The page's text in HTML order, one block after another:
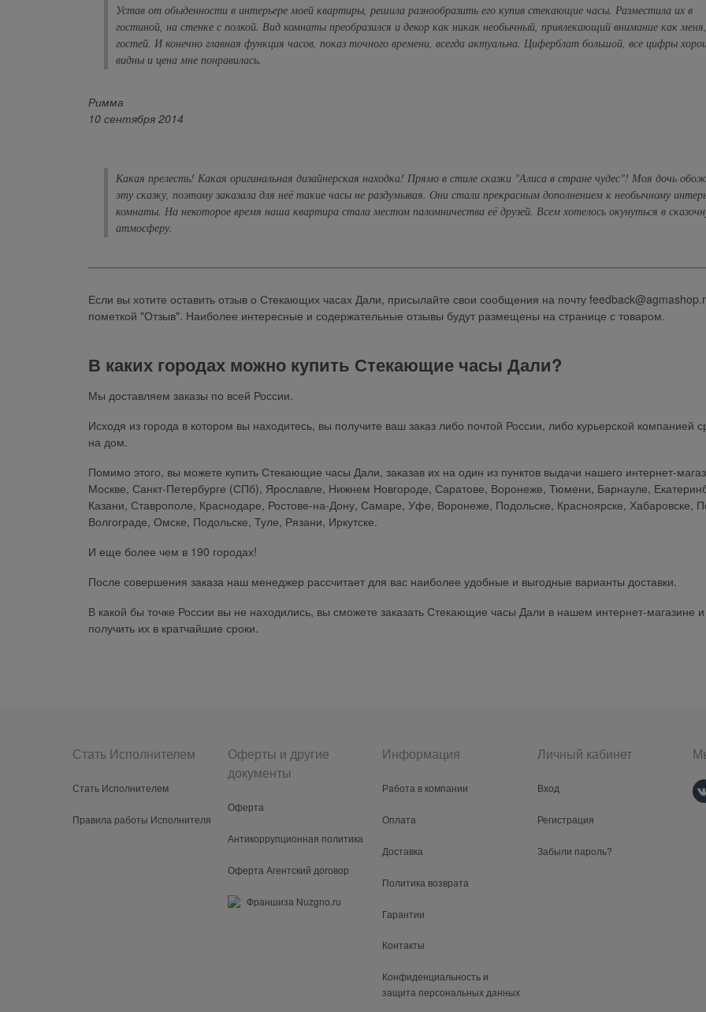
Устав от обыденности в интерьере моей квартиры, решила разнообразить его купив стекающие часы. Разместила их в
гостиной, на стенке с полкой. Вид комнаты преобразился и декор как никак необычный, привлекающий внимание как
гостей. И конечно главная функция часов, показ точного времени, всегда актуальна. Циферблат большой, все цифры
видны и цена мне понравилась.
Римма
10 сентября 2014
Какая прелесть! Какая оригинальная дизайнерская находка! Прямо в стиле сказки "Алиса в стране чудес"! Моя дочь
эту сказку, поэтому заказала для неё такие часы не раздумывая. Они стали прекрасным дополнением к необычному
комнаты. На некоторое время наша квартира стала местом паломничества её друзей. Всем хотелось окунуться в
атмосферу.
Если вы хотите оставить отзыв о Стекающих часах Дали, присылайте свои сообщения на почту
пометкой "Отзыв". Наиболее интересные и содержательные отзывы будут размещены на странице с товаром.
В каких городах можно купить Стекающие часы Дали?
Мы доставляем заказы по всей России.
Исходя из города в котором вы находитесь, вы получите ваш заказ либо почтой России, либо курьерской компанией
на дом.
Помимо этого, вы можете купить Стекающие часы Дали, заказав их на один из пунктов выдачи нашего интернет-
Москве, Санкт-Петербурге (СПб), Ярославле, Нижнем Новгороде, Саратове, Воронеже, Тюмени, Барнауле,
Казани, Ставрополе, Краснодаре, Ростове-на-Дону, Самаре, Уфе, Воронеже, Подольске, Красноярске, Хабаровске,
Волгограде, Омске, Подольске, Туле, Рязани, Иркутске.
И еще более чем в 190 городах!
После совершения заказа наш менеджер рассчитает для вас наиболее удобные и выгодные варианты доставки.
В какой бы точке России вы не находились, вы сможете заказать Стекающие часы Дали в нашем интернет-магазине и
получить их в кратчайшие сроки.
Стать Исполнителем
Стать Исполнителем
Правила работы Исполнителя
Оферты и другие
документы
Оферта
Антикоррупционная политика
Оферта Агентский договор
Франшиза Nuzgno.ru
Информация
Работа в компании
Оплата
Доставка
Политика возврата
Гарантии
Контакты
Конфиденциальность и
защита персональных данных
Личный кабинет
Вход
Регистрация
Забыли пароль?